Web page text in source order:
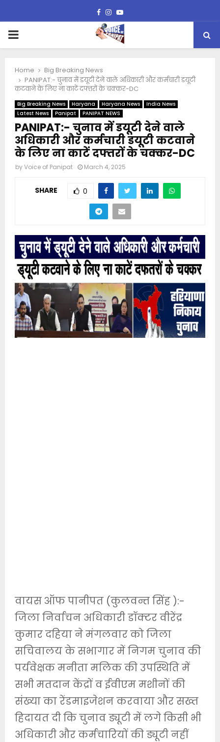
Facebook
Instagram
Youtube
PRIMARY
Home
Big Breaking News
PANIPAT:- चुनाव में डयूटी देने वाले अधिकारी और कर्मचारी डयूटी
कटवाने के लिए ना काटें दफ्तरों के चक्कर-DC
Big Breaking News Haryana Haryana News
India News
Latest News
Panipat PANIPAT NEWS
PANIPAT:- चुनाव में डयूटी देने वाले
अधिकारी और कर्मचारी डयूटी कटवाने
के लिए ना काटें दफ्तरों के चक्कर-DC
byVoice of Panipat March 4, 2025
SHARE 0
वायस ऑफ पानीपत (कुलवन्त सिंह ):-
जिला निर्वाचन अधिकारी डॉक्टर वीरेंद्र
कुमार दहिया ने मंगलवार को जिला
सचिवालय के सभागार में निगम चुनाव की
पर्यवेक्षक मनीता मलिक की उपस्थिति में
सभी मतदान केंद्रों व ईवीएम मशीनों की
संख्या का रेंडमाइजेशन करवाया और सख्त
हिदायत दी कि चुनाव ड्यूटी में लगे किसी भी
अधिकारी और कर्मचारियों की ड्यूटी नहीं